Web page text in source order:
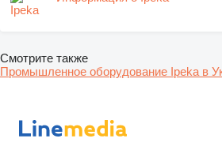
Смотрите также
Промышленное оборудование Ipeka в